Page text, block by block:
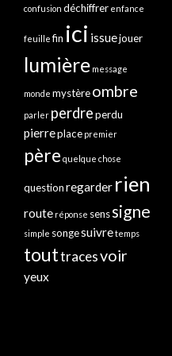
confusion déchiffrer enfance
feuille fin ici issuejouer
lumière message
monde mystèreombre
parler perdreperdu
pierreplace premier
père quelque chose
questionregarder rien
route réponse senssigne
simple songesuivretemps
touttracesvoir
yeux